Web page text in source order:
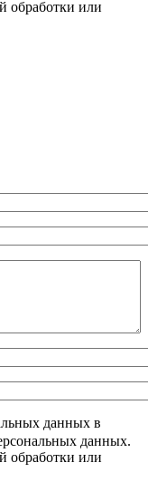
обработки или
данных в
данных.
обработки или